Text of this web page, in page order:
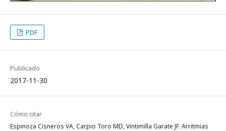
PDF
Publicado
2017-11-30
Cómo citar
Espinoza Cisneros VA, Carpio Toro MD, Vintimilla Garate JF. Arritmias